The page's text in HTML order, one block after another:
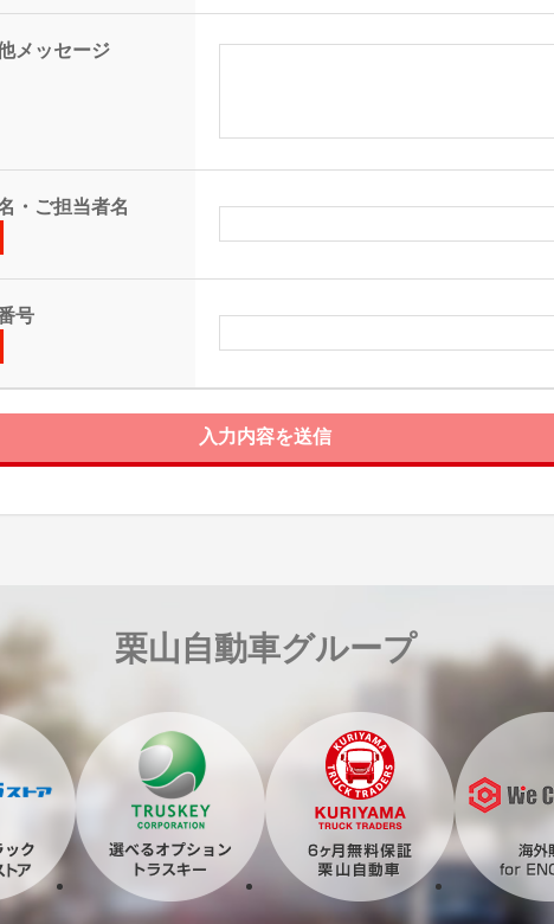
メッセージ
・ご担当者名
号
入力内容を送信
栗山自動車グループ